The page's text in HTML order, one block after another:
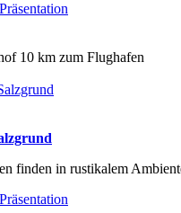
Präsentation
10 km zum Flughafen
finden in rustikalem
Präsentation